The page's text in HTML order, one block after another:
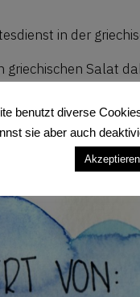
in der
griechischen Salat
ihr unterwir-
benutzt diverse
sie aber auch
Akzeptieren